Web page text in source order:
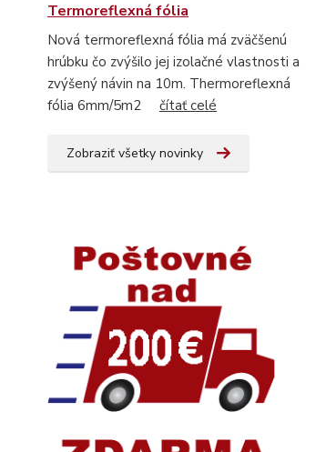
Termoreflexná fólia
Nová termoreflexná fólia má zväčšenú
hrúbku čo zvýšilo jej izolačné vlastnosti a
zvýšený návin na 10m. Thermoreflexná
fólia 6mm/5m2 čítať celé
Zobraziť všetky novinky